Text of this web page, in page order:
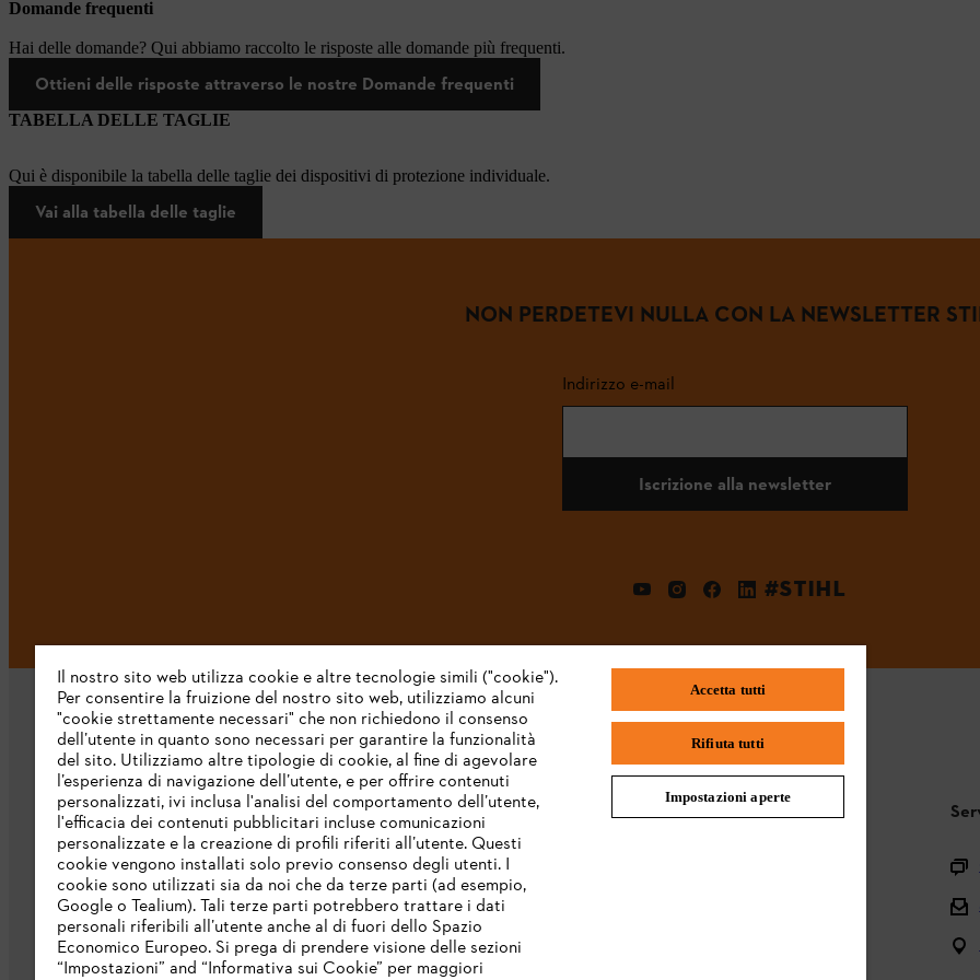
Domande frequenti
Hai delle domande? Qui abbiamo raccolto le risposte alle domande più frequenti.
Ottieni delle risposte attraverso le nostre Domande frequenti
TABELLA DELLE TAGLIE
Qui è disponibile la tabella delle taglie dei dispositivi di protezione individuale.
Vai alla tabella delle taglie
NON PERDETEVI NULLA CON LA NEWSLETTER
Indirizzo e-mail
Iscrizione alla newsletter
#STIHL
L’azienda
Chi siamo
Scarica il catalogo
STIHL Integrity Line
STIHL FAQ
Il nostro sito web utilizza cookie e altre tecnologie simili ("cookie").
Per consentire la fruizione del nostro sito web, utilizziamo alcuni
"cookie strettamente necessari" che non richiedono il consenso
dell’utente in quanto sono necessari per garantire la funzionalità
del sito. Utilizziamo altre tipologie di cookie, al fine di agevolare
l’esperienza di navigazione dell’utente, e per offrire contenuti
personalizzati, ivi inclusa l'analisi del comportamento dell’utente,
l'efficacia dei contenuti pubblicitari incluse comunicazioni
personalizzate e la creazione di profili riferiti all’utente. Questi
cookie vengono installati solo previo consenso degli utenti. I
cookie sono utilizzati sia da noi che da terze parti (ad esempio,
Google o Tealium). Tali terze parti potrebbero trattare i dati
personali riferibili all’utente anche al di fuori dello Spazio
Economico Europeo. Si prega di prendere visione delle sezioni
“Impostazioni” and “Informativa sui Cookie” per maggiori
Accetta tutti
Rifiuta tutti
Impostazioni aperte